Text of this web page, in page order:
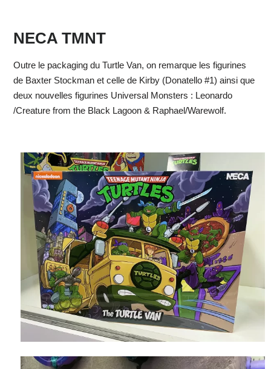
NECA TMNT
Outre le packaging du Turtle Van, on remarque les figurines
de Baxter Stockman et celle de Kirby (Donatello #1) ainsi que
deux nouvelles figurines Universal Monsters : Leonardo
/Creature from the Black Lagoon & Raphael/Warewolf.